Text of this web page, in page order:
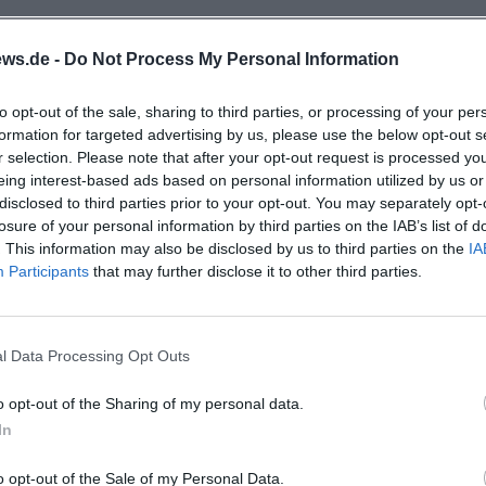
- Do Not Process My Personal Information
opt-out of the sale, sharing to third parties, or processing of your
for targeted advertising by us, please use the below opt-out
selection. Please note that after your opt-out request is processed
interest-based ads based on personal information utilized by us
to third parties prior to your opt-out. You may separately
of your personal information by third parties on the IAB’s list of
This information may also be disclosed by us to third parties on the
Participants that may further disclose it to other third parties.
Data Processing Opt Outs
opt-out of the Sharing of my personal data.
opt-out of the Sale of my Personal Data.
und getanztem Gebet verleiht dem Abend eine
einlässt, erlebt ein ruhiges, aber intensives
von Bewegung, Struktur und einer
bietet den idealen Rahmen für diese
Fokus und einen geschützten Rahmen, in dem
Gemeinschaft ohne Hektik genießen können.
Atmosphäre schätzt, findet hier einen
für Menschen, die Bewegung nicht nur
live dabei sein.